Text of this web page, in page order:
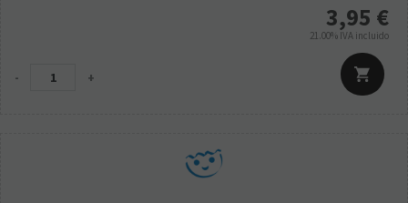
3,95 €
21.00% IVA incluido
- +